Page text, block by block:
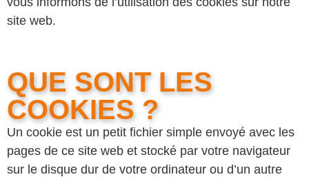
site web.
QUE SONT LES
COOKIES ?
Un cookie est un petit fichier simple envoyé avec les
pages de ce site web et stocké par votre navigateur
sur le disque dur de votre ordinateur ou d’un autre